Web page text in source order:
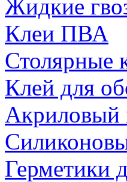
Жидкие
Клеи ПВА
Столярные
Клей для
Акриловый
Герметики